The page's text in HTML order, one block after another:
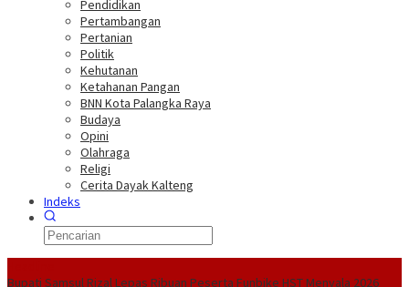
Pendidikan
Pertambangan
Pertanian
Politik
Kehutanan
Ketahanan Pangan
BNN Kota Palangka Raya
Budaya
Opini
Olahraga
Religi
Cerita Dayak Kalteng
Indeks
Bupati Samsul Rizal Lepas Ribuan Peserta Funbike HST Menyala 2026